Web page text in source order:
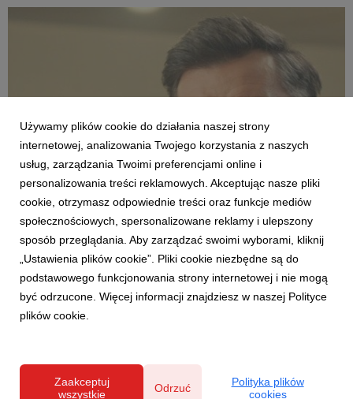
zmienią zwykłe spotkanie na świeżym ...
AKTUALNOŚCI
Modne, stylowe, ładne – nie zawsze drogie.
Agata o różnych kategoriach cenowych
produktów w nowej reklamie
12 czerwca 2026
Percepcja wysokiej ceny nie zawsze jest zgodna z
rzeczywistością – szczególnie jeśli mowa o wystroju wnętrz. Do
tej znanej z życia sytuacji odwołuje się w najnowszej reklamie
Używamy plików cookie do działania naszej strony
internetowej, analizowania Twojego korzystania z naszych
usług, zarządzania Twoimi preferencjami online i
personalizowania treści reklamowych. Akceptując nasze pliki
cookie, otrzymasz odpowiednie treści oraz funkcje mediów
społecznościowych, spersonalizowane reklamy i ulepszony
sposób przeglądania. Aby zarządzać swoimi wyborami, kliknij
„Ustawienia plików cookie”. Pliki cookie niezbędne są do
podstawowego funkcjonowania strony internetowej i nie mogą
być odrzucone. Więcej informacji znajdziesz w naszej Polityce
plików cookie.
Zaakceptuj
wszystkie
Odrzuć
Polityka plików
cookies